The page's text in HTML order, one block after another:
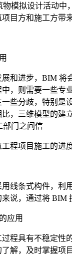
模拟设计活动
目方和施工方带
和进步，BIM
，则需要一些专
些分歧，特别
，三维模型的建
部门之间信
程项目施工的进
线条式构件，
说，通过将 BIM
应用
程具有不稳定
解，及时掌握项